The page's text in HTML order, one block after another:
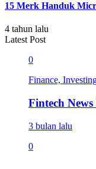
15 Merk Handuk
4 tahun lalu
Latest Post
0
Finance,
Fintech
3 bulan lalu
0